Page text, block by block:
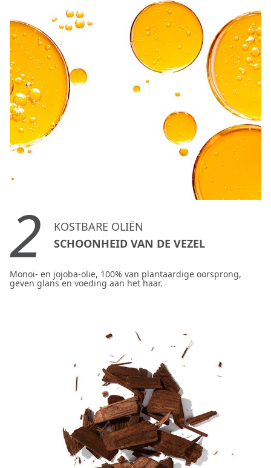
2
KOSTBARE OLIËN
SCHOONHEID VAN DE VEZEL
Monoï- en jojoba-olie, 100% van plantaardige oorsprong,
geven glans en voeding aan het haar.